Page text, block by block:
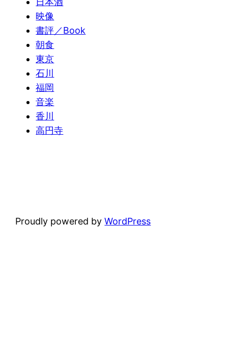
映像
書評／Book
朝食
東京
石川
福岡
音楽
香川
高円寺
Proudly powered byWordPress